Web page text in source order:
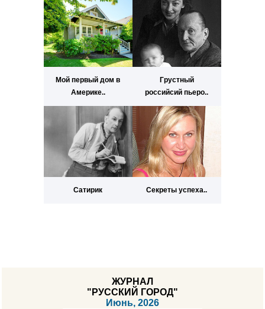
Мой первый дом в
Америке..
Грустный
российсий пьеро..
Сатирик Секреты успеха..
ЖУРНАЛ
"РУССКИЙ ГОРОД"
Июнь, 2026